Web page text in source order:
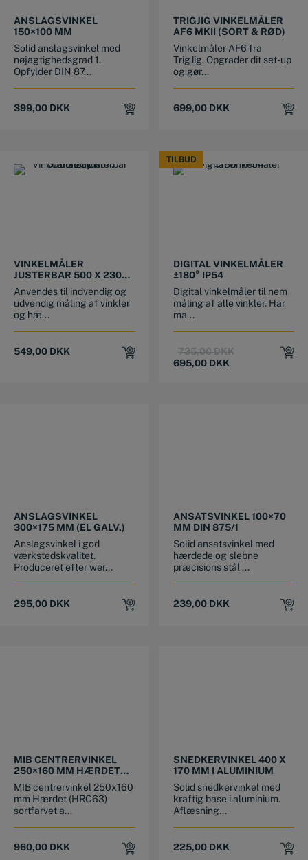
ANSLAGSVINKEL
150×100 MM
Solid anslagsvinkel med
nøjagtighedsgrad 1.
Opfylder DIN 87...
399,00 DKK
TRIGJIG VINKELMÅLER
AF6 MKII (SORT & RØD)
Vinkelmåler AF6 fra
TrigJig. Opgrader dit set-up
og gør...
699,00 DKK
VINKELMÅLER
JUSTERBAR 500 X 230
MM ALUMINIUM
Anvendes til indvendig og
udvendig måling af vinkler
og hæ...
549,00 DKK
TILBUD
TILBUD
DIGITAL VINKELMÅLER
±180° IP54
Digital vinkelmåler til nem
måling af alle vinkler. Har
ma...
735,00DKKOriginal
695,00 DKK
Current
ANSLAGSVINKEL
300×175 MM (EL GALV.)
Anslagsvinkel i god
værkstedskvalitet.
Produceret efter wer...
295,00 DKK
ANSATSVINKEL 100×70
MM DIN 875/1
Solid ansatsvinkel med
hærdede og slebne
præcisions stål ...
239,00 DKK
MIB CENTRERVINKEL
250×160 MM HÆRDET
SORTFARVET
ALUMINIUM
MIB centrervinkel 250x160
mm Hærdet (HRC63)
sortfarvet a...
960,00 DKK
SNEDKERVINKEL 400 X
170 MM I ALUMINIUM
Solid snedkervinkel med
kraftig base i aluminium.
Aflæsning...
225,00 DKK